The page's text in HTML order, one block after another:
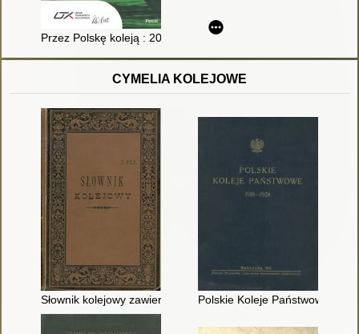
Przez Polskę koleją : 20 tras na 20-lecie Urzędu Transportu
CYMELIA KOLEJOWE
Słownik kolejowy zawierający wyrazy z zakresu budowy,
Polskie Koleje Państwowe :